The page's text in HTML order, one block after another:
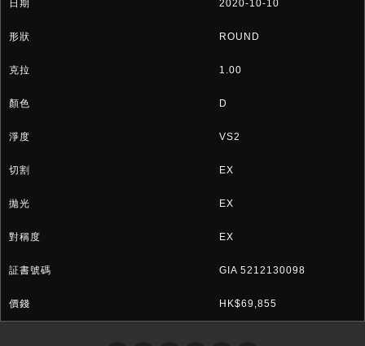
2020-10-10
ROUND
1.00
D
VS2
EX
EX
EX
GIA 5212130098
HK$69,855